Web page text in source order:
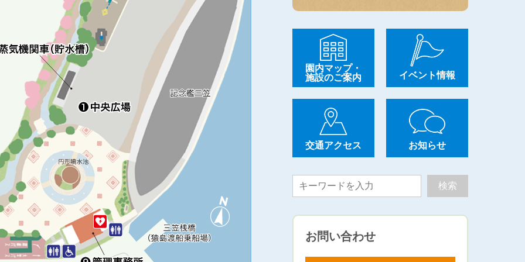
園内マップ・
施設のご案内
イベント情報
交通アクセス お知らせ
お問い合わせ